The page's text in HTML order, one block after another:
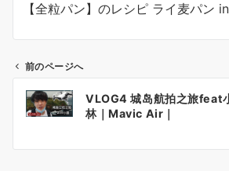
【全粒パン】のレシピ ライ麦パン
ビ
前のページへ
VLOG4 城岛航拍之旅feat
林｜Mavic Air｜